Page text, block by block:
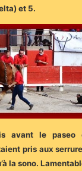
et 5.
avant le paseo
pris aux
la sono.